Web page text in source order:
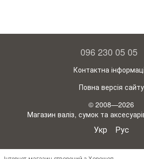
096 230 05 05
Контактна
Повна версія сайту
© 2008—2026
Магазин валіз, сумок та
Укр Рус